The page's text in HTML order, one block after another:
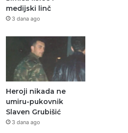
medijski linč
3 dana ago
Heroji nikada ne
umiru-pukovnik
Slaven Grubišić
3 dana ago